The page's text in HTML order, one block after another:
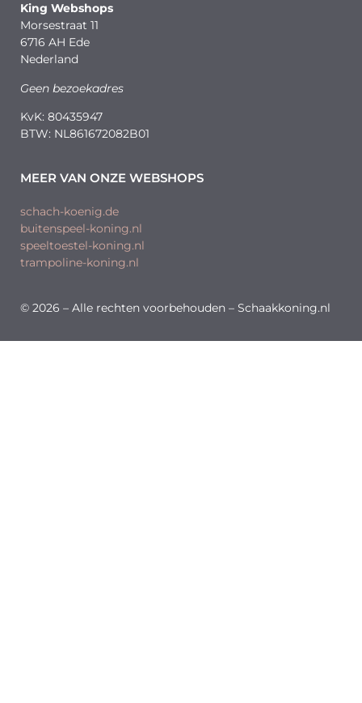
King Webshops
Morsestraat 11
6716 AH Ede
Nederland
Geen bezoekadres
KvK: 80435947
BTW: NL861672082B01
MEER VAN ONZE WEBSHOPS
schach-koenig.de
buitenspeel-koning.nl
speeltoestel-koning.nl
trampoline-koning.nl
© 2026 – Alle rechten voorbehouden – Schaakkoning.nl